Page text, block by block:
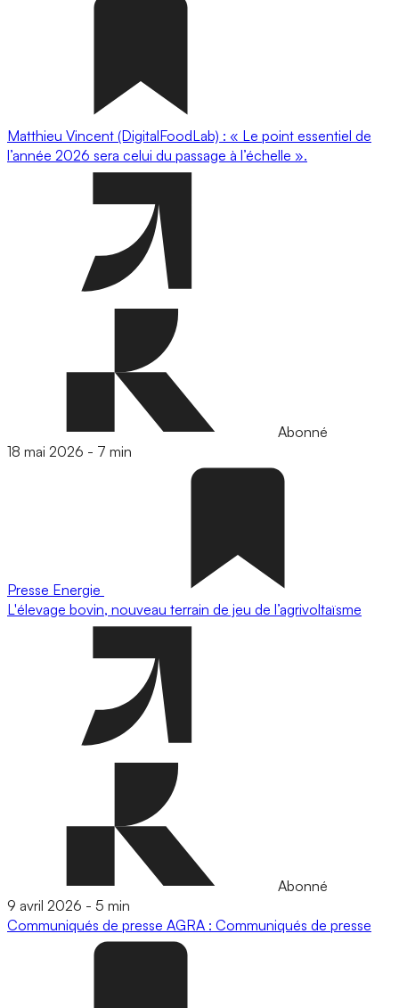
Matthieu Vincent (DigitalFoodLab) : « Le point essentiel de
l’année 2026 sera celui du passage à l’échelle ».
Abonné
18 mai 2026 - 7 min
Presse Energie
L'élevage bovin, nouveau terrain de jeu de l’agrivoltaïsme
Abonné
9 avril 2026 - 5 min
Communiqués de presse AGRA : Communiqués de presse